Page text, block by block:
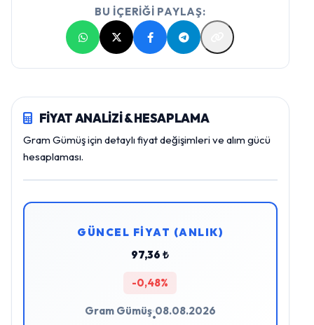
BU İÇERİĞİ PAYLAŞ:
FİYAT ANALİZİ & HESAPLAMA
Gram Gümüş için detaylı fiyat değişimleri ve alım gücü
hesaplaması.
GÜNCEL FİYAT (ANLIK)
97,36 ₺
-0,48%
Gram Gümüş
•
08.08.2026